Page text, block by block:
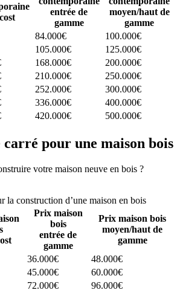
entrée de
gamme
moyen/haut de
gamme
84.000€
100.000€
105.000€
125.000€
168.000€
200.000€
210.000€
250.000€
252.000€
300.000€
336.000€
400.000€
420.000€ 500.000€
pour une maison bois
votre maison neuve en bois ?
la construction d’une maison en bois
Prix maison
bois
entrée de
gamme
Prix maison bois
moyen/haut de
gamme
36.000€
48.000€
45.000€
60.000€
72.000€
96.000€